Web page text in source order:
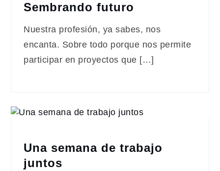
Sembrando futuro
Nuestra profesión, ya sabes, nos
encanta. Sobre todo porque nos permite
participar en proyectos que […]
Una semana de trabajo
juntos